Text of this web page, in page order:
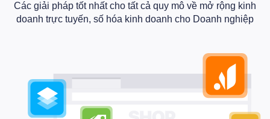
Các giải pháp tốt nhất cho tất cả quy mô về mở rộng kinh
doanh trực tuyến, số hóa kinh doanh cho Doanh nghiệp